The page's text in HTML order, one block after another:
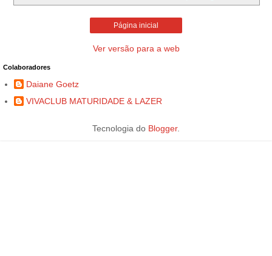
Página inicial
Ver versão para a web
Colaboradores
Daiane Goetz
VIVACLUB MATURIDADE & LAZER
Tecnologia do Blogger.